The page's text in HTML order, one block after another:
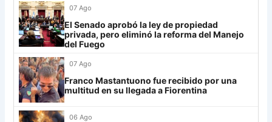
Grupo H
IDV 13
Rosario Central
UCV FC
07 Ago
El Senado aprobó la ley de propiedad
privada, pero eliminó la reforma del Manejo
del Fuego
07 Ago
Franco Mastantuono fue recibido por una
multitud en su llegada a Fiorentina
06 Ago